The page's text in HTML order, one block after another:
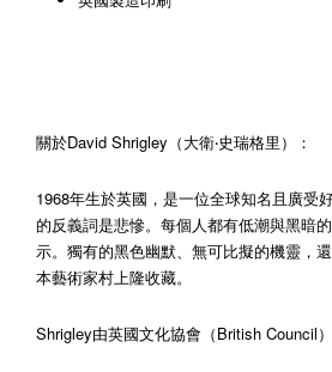
關於David Shrigley（大衛‧史瑞格里）：
1968年生於英國，是一位全球知名且廣受
的反義詞是悲慘。每個人都有低潮與黑暗
示。獨有的黑色幽默、無可比擬的機靈，
本藝術家村上隆收藏。
Shrigley由英國文化協會（British Council